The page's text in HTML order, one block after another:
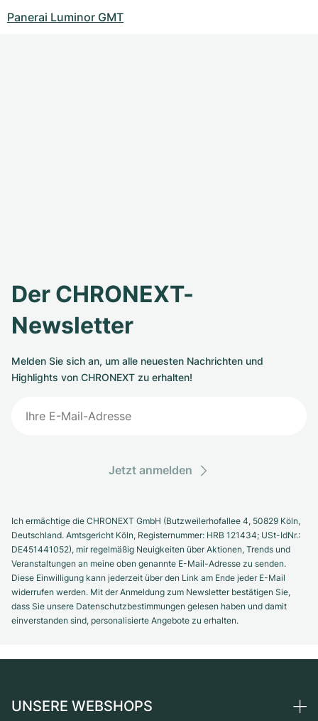
Panerai Luminor GMT
Der CHRONEXT-
Newsletter
Melden Sie sich an, um alle neuesten Nachrichten und
Highlights von CHRONEXT zu erhalten!
Jetzt anmelden
Ich ermächtige die CHRONEXT GmbH (Butzweilerhofallee 4, 50829 Köln,
Deutschland. Amtsgericht Köln, Registernummer: HRB 121434; USt-IdNr.:
DE451441052), mir regelmäßig Neuigkeiten über Aktionen, Trends und
Veranstaltungen an meine oben genannte E-Mail-Adresse zu senden.
Diese Einwilligung kann jederzeit über den Link am Ende jeder E-Mail
widerrufen werden. Mit der Anmeldung zum Newsletter bestätigen Sie,
dass Sie unsere Datenschutzbestimmungen gelesen haben und damit
einverstanden sind, personalisierte Angebote zu erhalten.
UNSERE WEBSHOPS